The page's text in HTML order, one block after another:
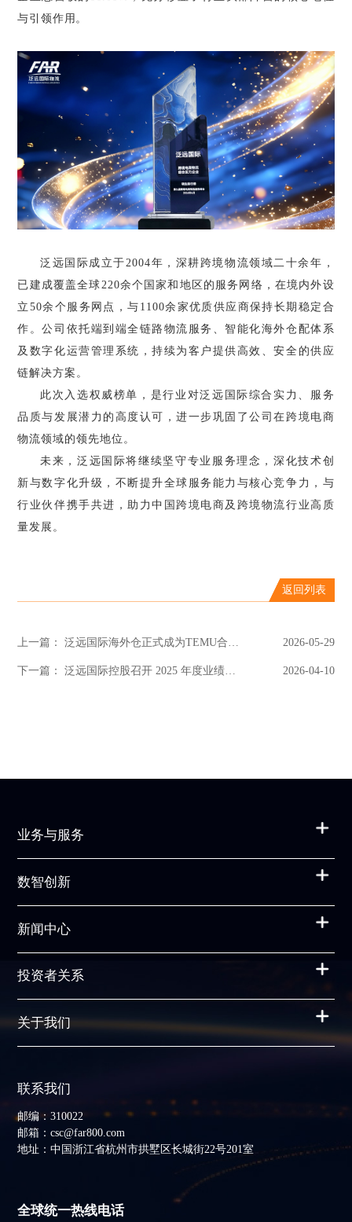
与引领作用。
泛远国际成立于2004年，深耕跨境物流领域二十余年，
已建成覆盖全球220余个国家和地区的服务网络，在境内外设
立50余个服务网点，与1100余家优质供应商保持长期稳定合
作。公司依托端到端全链路物流服务、智能化海外仓配体系
及数字化运营管理系统，持续为客户提供高效、安全的供应
链解决方案。
此次入选权威榜单，是行业对泛远国际综合实力、服务
品质与发展潜力的高度认可，进一步巩固了公司在跨境电商
物流领域的领先地位。
未来，泛远国际将继续坚守专业服务理念，深化技术创
新与数字化升级，不断提升全球服务能力与核心竞争力，与
行业伙伴携手共进，助力中国跨境电商及跨境物流行业高质
量发展。
返回列表
2026-05-29
下一篇： 泛远国际控股召开 2025 年度业绩推介会，深化 “一体两翼”，智领物贸融合。 2026-04-10
业务与服务
数智创新
新闻中心
投资者关系
关于我们
联系我们
邮编：310022
邮箱：csc@far800.com
地址：中国浙江省杭州市拱墅区长城街22号201室
全球统一热线电话